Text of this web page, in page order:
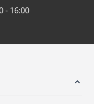
- 16:00